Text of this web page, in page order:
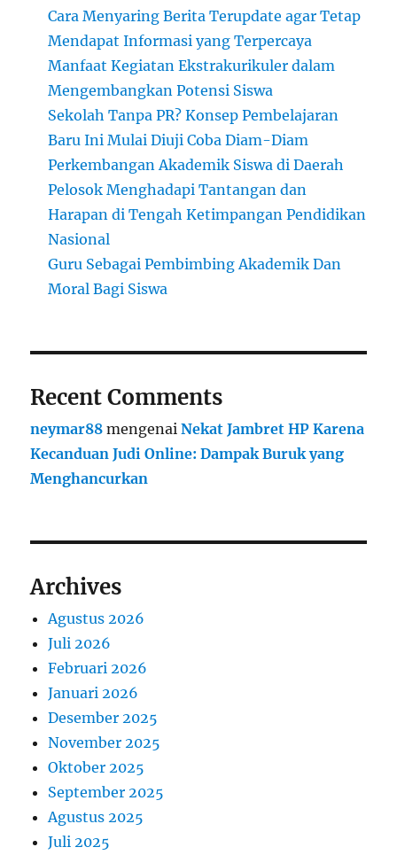
Cara Menyaring Berita Terupdate agar Tetap
Mendapat Informasi yang Terpercaya
Manfaat Kegiatan Ekstrakurikuler dalam
Mengembangkan Potensi Siswa
Sekolah Tanpa PR? Konsep Pembelajaran
Baru Ini Mulai Diuji Coba Diam-Diam
Perkembangan Akademik Siswa di Daerah
Pelosok Menghadapi Tantangan dan
Harapan di Tengah Ketimpangan Pendidikan
Nasional
Guru Sebagai Pembimbing Akademik Dan
Moral Bagi Siswa
Recent Comments
neymar88 mengenaiNekat Jambret HP Karena
Kecanduan Judi Online: Dampak Buruk yang
Menghancurkan
Archives
Agustus 2026
Juli 2026
Februari 2026
Januari 2026
Desember 2025
November 2025
Oktober 2025
September 2025
Agustus 2025
Juli 2025